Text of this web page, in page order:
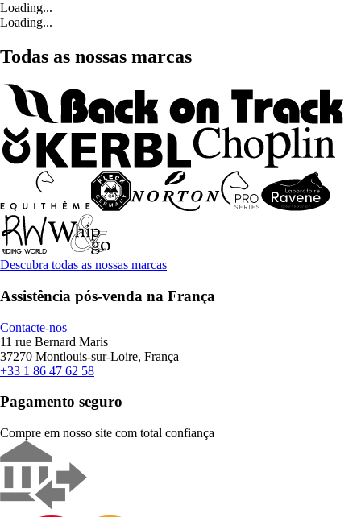
Loading...
Loading...
Todas as nossas marcas
Descubra todas as nossas marcas
Assistência pós-venda na França
Contacte-nos
11 rue Bernard Maris
37270 Montlouis-sur-Loire, França
+33 1 86 47 62 58
Pagamento seguro
Compre em nosso site com total confiança